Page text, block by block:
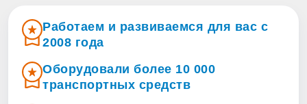
Работаем и развиваемся для вас с
2008 года
Оборудовали более 10 000
транспортных средств